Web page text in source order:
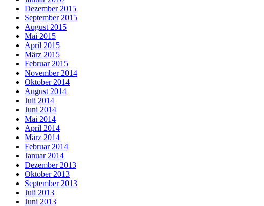
Dezember 2015
September 2015
August 2015
Mai 2015
April 2015
März 2015
Februar 2015
November 2014
Oktober 2014
August 2014
Juli 2014
Juni 2014
Mai 2014
April 2014
März 2014
Februar 2014
Januar 2014
Dezember 2013
Oktober 2013
September 2013
Juli 2013
Juni 2013